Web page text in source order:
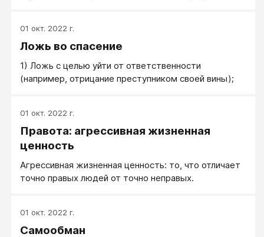
01 окт. 2022 г.
Ложь во спасение
1) Ложь с целью уйти от ответственности
(например, отрицание преступником своей вины);
01 окт. 2022 г.
Правота: агрессивная жизненная
ценность
Агрессивная жизненная ценность: то, что отличает
точно правых людей от точно неправых.
01 окт. 2022 г.
Самообман